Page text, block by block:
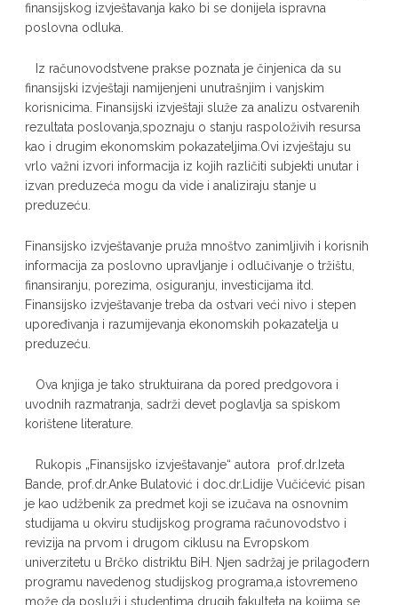
finansijskog izvještavanja kako bi se donijela ispravna
poslovna odluka.
Iz računovodstvene prakse poznata je činjenica da su
finansijski izvještaji namijenjeni unutrašnjim i vanjskim
korisnicima. Finansijski izvještaji služe za analizu ostvarenih
rezultata poslovanja,spoznaju o stanju raspoloživih resursa
kao i drugim ekonomskim pokazateljima.Ovi izvještaju su
vrlo važni izvori informacija iz kojih različiti subjekti unutar i
izvan preduzeća mogu da vide i analiziraju stanje u
preduzeću.
Finansijsko izvještavanje pruža mnoštvo zanimljivih i korisnih
informacija za poslovno upravljanje i odlučivanje o tržištu,
finansiranju, porezima, osiguranju, investicijama itd.
Finansijsko izvještavanje treba da ostvari veći nivo i stepen
upoređivanja i razumijevanja ekonomskih pokazatelja u
preduzeću.
Ova knjiga je tako struktuirana da pored predgovora i
uvodnih razmatranja, sadrži devet poglavlja sa spiskom
korištene literature.
Rukopis „Finansijsko izvještavanje“ autora prof.dr.Izeta
Bande, prof.dr.Anke Bulatović i doc.dr.Lidije Vučićević pisan
je kao udžbenik za predmet koji se izučava na osnovnim
studijama u okviru studijskog programa računovodstvo i
revizija na prvom i drugom ciklusu na Evropskom
univerzitetu u Brčko distriktu BiH. Njen sadržaj je prilagođern
programu navedenog studijskog programa,a istovremeno
može da posluži i studentima drugih fakulteta na kojima se